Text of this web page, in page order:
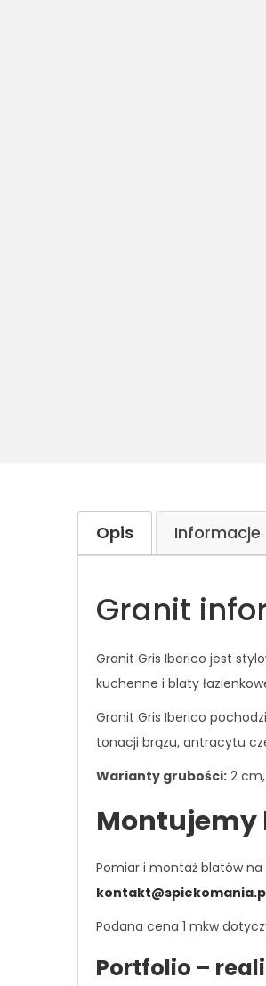
Opis
Granit
Granit Gris Iberico jest
kuchenne i blaty
Granit Gris Iberico
tonacji brązu, antracytu
Warianty grubości: 2
Montujemy
Pomiar i montaż blatów na
Podana cena 1 mkw
Portfolio –